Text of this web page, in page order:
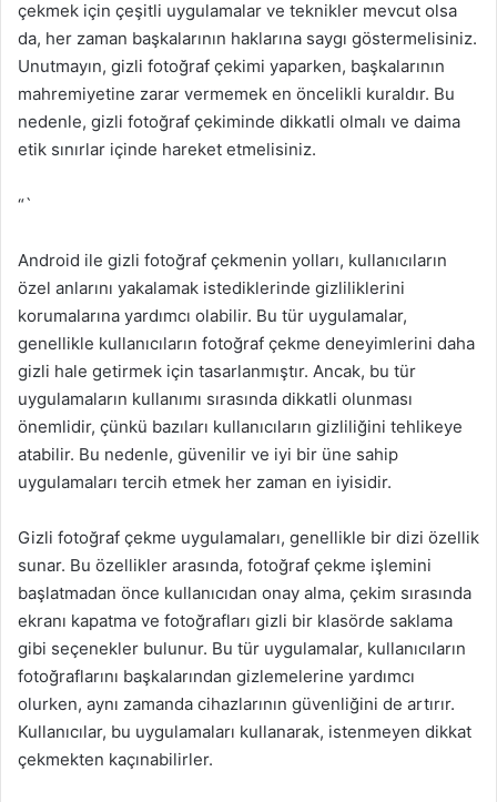
çekmek için çeşitli uygulamalar ve teknikler mevcut olsa
da, her zaman başkalarının haklarına saygı göstermelisiniz.
Unutmayın, gizli fotoğraf çekimi yaparken, başkalarının
mahremiyetine zarar vermemek en öncelikli kuraldır. Bu
nedenle, gizli fotoğraf çekiminde dikkatli olmalı ve daima
etik sınırlar içinde hareket etmelisiniz.
“`
Android ile gizli fotoğraf çekmenin yolları, kullanıcıların
özel anlarını yakalamak istediklerinde gizliliklerini
korumalarına yardımcı olabilir. Bu tür uygulamalar,
genellikle kullanıcıların fotoğraf çekme deneyimlerini daha
gizli hale getirmek için tasarlanmıştır. Ancak, bu tür
uygulamaların kullanımı sırasında dikkatli olunması
önemlidir, çünkü bazıları kullanıcıların gizliliğini tehlikeye
atabilir. Bu nedenle, güvenilir ve iyi bir üne sahip
uygulamaları tercih etmek her zaman en iyisidir.
Gizli fotoğraf çekme uygulamaları, genellikle bir dizi özellik
sunar. Bu özellikler arasında, fotoğraf çekme işlemini
başlatmadan önce kullanıcıdan onay alma, çekim sırasında
ekranı kapatma ve fotoğrafları gizli bir klasörde saklama
gibi seçenekler bulunur. Bu tür uygulamalar, kullanıcıların
fotoğraflarını başkalarından gizlemelerine yardımcı
olurken, aynı zamanda cihazlarının güvenliğini de artırır.
Kullanıcılar, bu uygulamaları kullanarak, istenmeyen dikkat
çekmekten kaçınabilirler.